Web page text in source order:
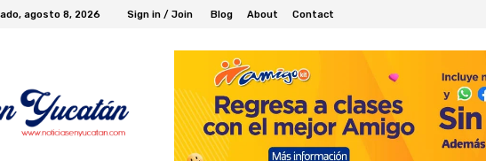
agosto 8, 2026 Sign in / Join Blog About Contact